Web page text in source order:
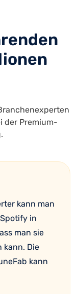
der Premium-
kann man
in
man sie
kann. Die
kann